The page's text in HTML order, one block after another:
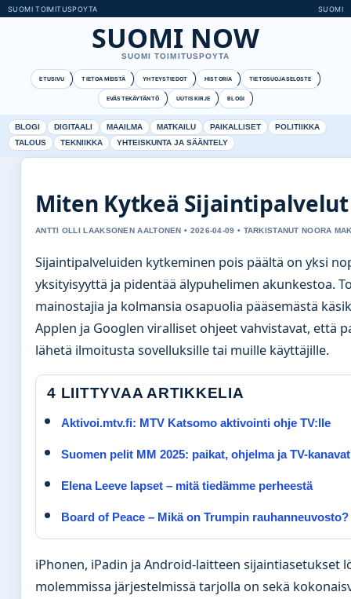
SUOMI TOIMITUSPOYTA SUOMI
SUOMI NOW
SUOMI TOIMITUSPOYTA
ETUSIVU TIETOA MEISTÄ YHTEYSTIEDOT HISTORIA TIETOSUOJASELOSTE
EVÄSTEKÄYTÄNTÖ UUTISKIRJE BLOGI
BLOGI DIGITAALI MAAILMA MATKAILU PAIKALLISET
POLITIIKKA
TALOUS
TEKNIIKKA YHTEISKUNTA JA SÄÄNTELY
Miten Kytkeä
ANTTI OLLI LAAKSONEN AALTONEN • 2026-04-09 • TARKISTANUT NOORA
Sijaintipalveluiden kytkeminen pois päältä on yksi
yksityisyyttä ja pidentää älypuhelimen akunkestoa.
mainostajia ja kolmansia osapuolia pääsemästä
Applen ja Googlen viralliset ohjeet vahvistavat, että
lähetä ilmoitusta sovelluksille tai muille käyttäjille.
4 LIITTYVAA ARTIKKELIA
Aktivoi.mtv.fi: MTV Katsomo aktivointi ohje TV:lle
Suomen pelit MM 2025: paikat, ohjelma ja TV-kanavat
Elena Leeve lapset – mitä tiedämme perheestä
Board of Peace – Mikä on Trumpin rauhanneuvosto?
iPhonen, iPadin ja Android-laitteen sijaintiasetukset
molemmissa järjestelmissä tarjolla on sekä